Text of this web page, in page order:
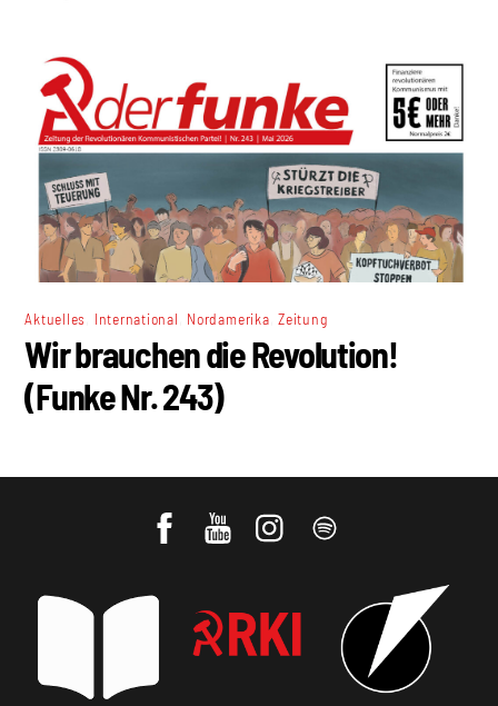
Aktuelles International Nordamerika ,Zeitung
Wir brauchen die Revolution!
(Funke Nr. 243)